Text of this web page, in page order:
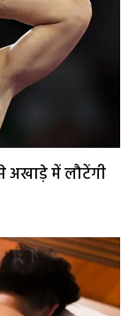
अखाड़े में लौटेंगी